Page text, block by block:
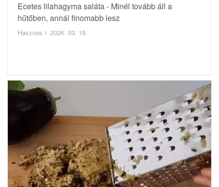
Ecetes lilahagyma saláta - Minél tovább áll a
hűtőben, annál finomabb lesz
Hasznos 2026. 03. 19.